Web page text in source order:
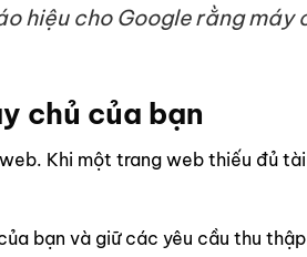
hiệu cho Google rằng máy
chủ của bạn
Khi một trang web thiếu đủ
bạn và giữ các yêu cầu thu